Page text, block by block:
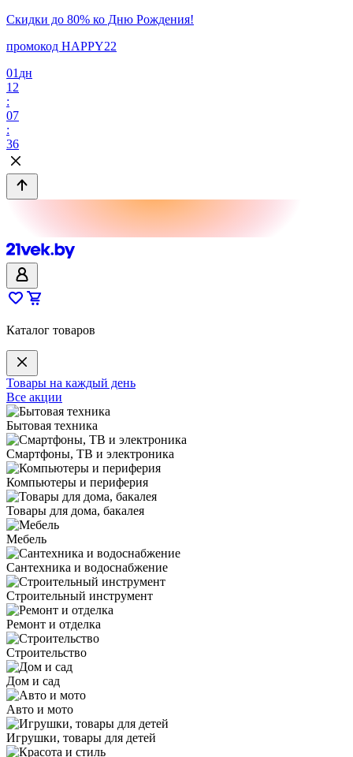
Скидки до 80% ко Дню Рождения!
промокод HAPPY22
01 дн
12
:
07
:
36
Каталог товаров
Товары на каждый день
Все акции
Бытовая техника
Смартфоны, ТВ и электроника
Компьютеры и периферия
Товары для дома, бакалея
Мебель
Сантехника и водоснабжение
Строительный инструмент
Ремонт и отделка
Строительство
Дом и сад
Авто и мото
Игрушки, товары для детей